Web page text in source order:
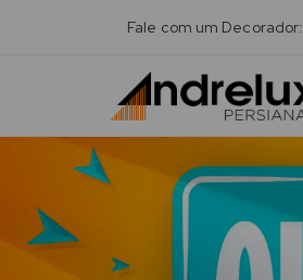
Fale com um Decorador: